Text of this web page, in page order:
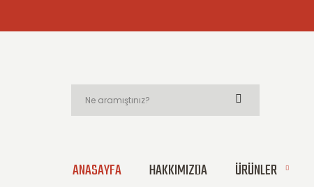
ANASAYFA HAKKIMIZDA ÜRÜNLER